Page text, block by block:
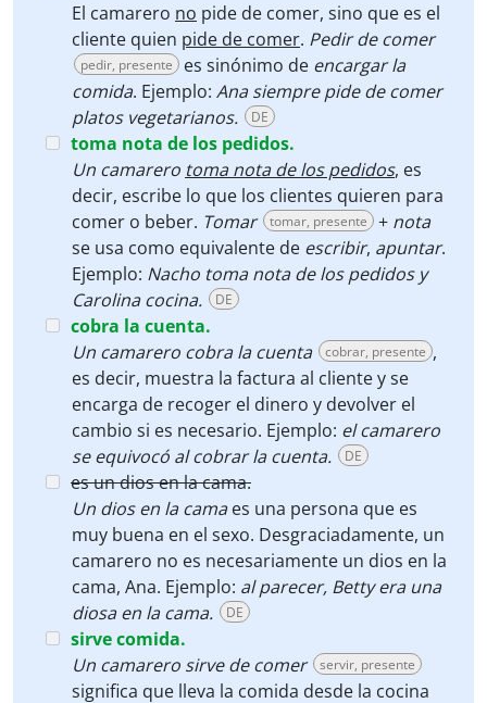
El camarero no pide de comer, sino que es el
cliente quien pide de comer. Pedir de comer
pedir, presente es sinónimo de encargar la
comida. Ejemplo: Ana siempre pide de comer
platos vegetarianos.
DE
toma nota de los pedidos.
Un camarero toma nota de los pedidos, es
decir, escribe lo que los clientes quieren para
comer o beber. Tomar tomar, presente + nota
se usa como equivalente de escribir, apuntar.
Ejemplo: Nacho toma nota de los pedidos y
Carolina cocina.
DE
cobra la cuenta.
Un camarero cobra la cuenta
cobrar, presente ,
es decir, muestra la factura al cliente y se
encarga de recoger el dinero y devolver el
cambio si es necesario. Ejemplo: el camarero
se equivocó al cobrar la cuenta.
DE
es un dios en la cama.
Un dios en la camaes una persona que es
muy buena en el sexo. Desgraciadamente, un
camarero no es necesariamente un dios en la
cama, Ana. Ejemplo: al parecer, Betty era una
diosa en la cama.
DE
sirve comida.
Un camarero sirve de comer servir, presente
significa que lleva la comida desde la cocina